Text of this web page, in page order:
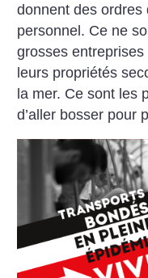
donnent des ordres
personnel. Ce ne
grosses
leurs propriétés
la mer. Ce sont les
d’aller bosser pour